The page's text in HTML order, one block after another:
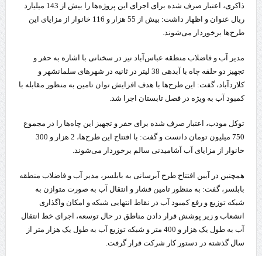
ذاکری، اعتبار صرف شده برای اجرای این پروژه‌ها را بیش از 143 میلیارد
ریال عنوان و اظهار داشت: بیش از 55 هزار و 116 خانوار از مزایای این
طرح‌ها برخوردار می‌شوند.
مدیر آب و فاضلاب منطقه عباس‌آباد نیز در سخنانی با اشاره به حفر و
تجهیز دو حلقه چاه با آبدهی 38 لیتر در ثانیه در شهرهای سلمانشهر و
کلاردآباد، گفت: این طرح‌ها با هدف افزایش توان تامین به منظور مقابله با
کمبود آب به ویژه در فصل تابستان اجرا شد.
توکل مودب، اعتبار صرف شده برای حفر و تجهیز این چاه‌ها را در مجموع
750 میلیون تومان دانست و گفت: با افتتاح این طرح‌ها، 2 هزار و 300
خانوار از مزایای آب آشامیدنی سالم برخوردار می‌شوند.
همچنین در آیین افتتاح طرح آبرسانی به بابلسر، مدیر آب و فاضلاب منطقه
بابلسر، گفت: به منظور تامین فشار و انتقال آب به صورت متوازن به
شبکه توزیع و رفع کمبود آب در نقاط انتهایی شبکه و امکان واگذاری
انشعاب و زیر پوشش قرار دادن مناطق در حال توسعه، اجرای خط انتقال
آب به طول یک‌ هزار و 400 متر و شبکه توزیع آب به طول یک ‌هزار متر از
سال گذشته در دستور کار شرکت قرار گرفت.